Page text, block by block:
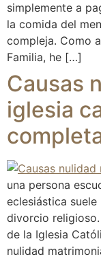
simplemente a
la comida del
compleja. Como
Familia, he […]
Causas
iglesia
una persona
eclesiástica
divorcio
de la Iglesia
nulidad